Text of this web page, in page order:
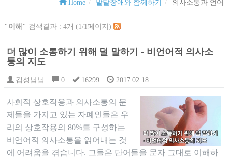
Home 발달장애와 함께하기 의사소통과 언어
"이해" 검색결과 : 4개 (1/1페이지)
더 많이 소통하기 위해 덜 말하기 - 비언어적 의사소
통의 지도
김성남님 0 16299 2017.02.18
사회적 상호작용과 의사소통의 문
제들을 가지고 있는 자폐인들은 우
리의 상호작용의 80%를 구성하는
비언어적 의사소통을 읽어내는 것
에 어려움을 겪습니다. 그들은 단어들을 문자 그대로 이해하